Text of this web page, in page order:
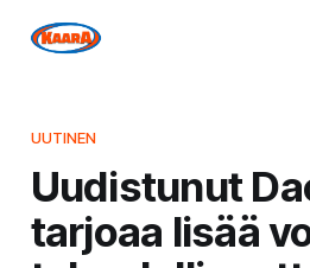
UUTINEN
Uudistunut
tarjoaa lisää